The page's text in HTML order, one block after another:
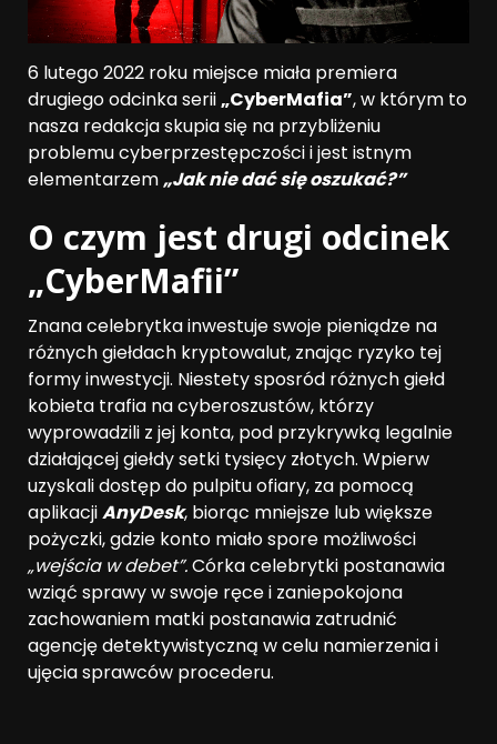
6 lutego 2022 roku miejsce miała premiera
drugiego odcinka serii„CyberMafia”, w którym to
nasza redakcja skupia się na przybliżeniu
problemu cyberprzestępczości i jest istnym
elementarzem„Jak nie dać się oszukać?”
O czym jest drugi odcinek
„CyberMafii”
Znana celebrytka inwestuje swoje pieniądze na
różnych giełdach kryptowalut, znając ryzyko tej
formy inwestycji. Niestety sposród różnych giełd
kobieta trafia na cyberoszustów, którzy
wyprowadzili z jej konta, pod przykrywką legalnie
działającej giełdy setki tysięcy złotych. Wpierw
uzyskali dostęp do pulpitu ofiary, za pomocą
aplikacjiAnyDesk, biorąc mniejsze lub większe
pożyczki, gdzie konto miało spore możliwości
„wejścia w debet”.Córka celebrytki postanawia
wziąć sprawy w swoje ręce i zaniepokojona
zachowaniem matki postanawia zatrudnić
agencję detektywistyczną w celu namierzenia i
ujęcia sprawców procederu.